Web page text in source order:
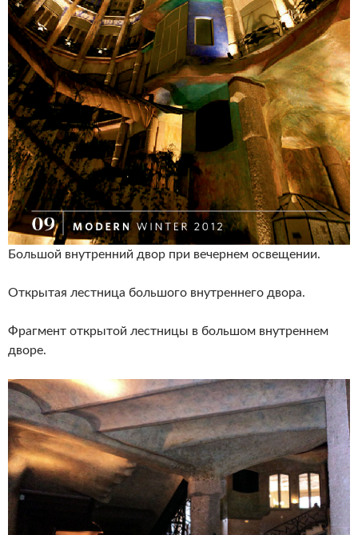
Большой внутренний двор при вечернем освещении.
Открытая лестница большого внутреннего двора.
Фрагмент открытой лестницы в большом внутреннем
дворе.